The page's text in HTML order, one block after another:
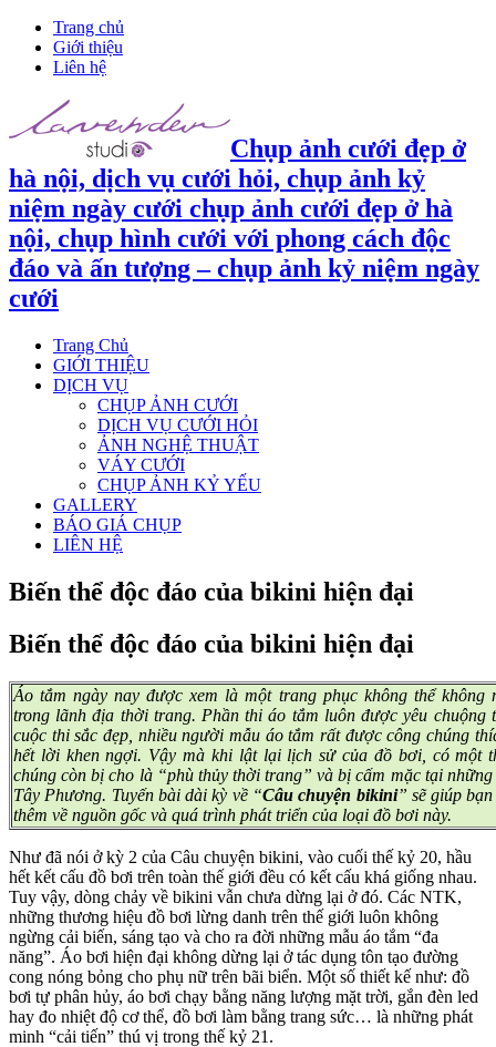
Trang chủ
Giới thiệu
Liên hệ
Chụp ảnh cưới đẹp ở
hà nội, dịch vụ cưới hỏi, chụp ảnh kỷ
niệm ngày cưới chụp ảnh cưới đẹp ở hà
nội, chụp hình cưới với phong cách độc
đáo và ấn tượng – chụp ảnh kỷ niệm ngày
cưới
Trang Chủ
GIỚI THIỆU
DỊCH VỤ
CHỤP ẢNH CƯỚI
DỊCH VỤ CƯỚI HỎI
ẢNH NGHỆ THUẬT
VÁY CƯỚI
CHỤP ẢNH KỶ YẾU
GALLERY
BÁO GIÁ CHỤP
LIÊN HỆ
Biến thể độc đáo của bikini hiện đại
Biến thể độc đáo của bikini hiện đại
Áo tắm ngày nay được xem là một trang phục không thể không
trong lãnh địa thời trang. Phần thi áo tắm luôn được yêu chuộng
cuộc thi sắc đẹp, nhiều người mẫu áo tắm rất được công chúng
hết lời khen ngợi. Vậy mà khi lật lại lịch sử của đồ bơi, có một
chúng còn bị cho là “phù thủy thời trang” và bị cấm mặc tại
Tây Phương. Tuyến bài dài kỳ về “Câu chuyện bikini” sẽ giúp
thêm về nguồn gốc và quá trình phát triển của loại đồ bơi này.
Như đã nói ở kỳ 2 của Câu chuyện bikini, vào cuối thế kỷ 20, hầu
hết kết cấu đồ bơi trên toàn thế giới đều có kết cấu khá giống nhau.
Tuy vậy, dòng chảy về bikini vẫn chưa dừng lại ở đó. Các NTK,
những thương hiệu đồ bơi lừng danh trên thế giới luôn không
ngừng cải biến, sáng tạo và cho ra đời những mẫu áo tắm “đa
năng”. Áo bơi hiện đại không dừng lại ở tác dụng tôn tạo đường
cong nóng bỏng cho phụ nữ trên bãi biển. Một số thiết kế như: đồ
bơi tự phân hủy, áo bơi chạy bằng năng lượng mặt trời, gắn đèn led
hay đo nhiệt độ cơ thể, đồ bơi làm bằng trang sức… là những phát
minh “cải tiến” thú vị trong thế kỷ 21.